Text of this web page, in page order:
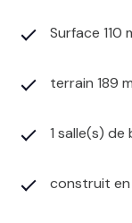
Surface 110
terrain 189
1 salle(s) de
construit en